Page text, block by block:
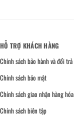
HỖ TRỢ KHÁCH HÀNG
Chính sách bảo hành và đổi trả
Chính sách bảo mật
Chính sách giao nhận hàng hóa
Chính sách biên tập